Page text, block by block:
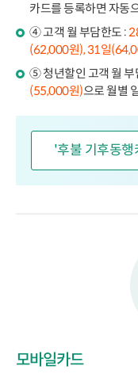
카드를 등록하면 자동
④ 고객 월 부담한도 :
(62,000원), 31일
⑤ 청년할인 고객 월 부
(55,000원)으로 월별
'후불 기후동행
모바일카드